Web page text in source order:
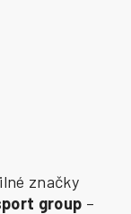
značky
group –